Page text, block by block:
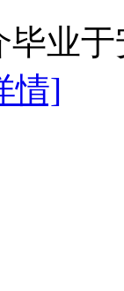
毕业
情]